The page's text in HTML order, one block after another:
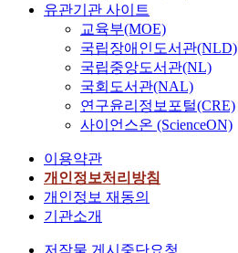
유관기관 사이트
교육부(MOE)
국립장애인도서관(NLD)
국립중앙도서관(NL)
국회도서관(NAL)
연구윤리정보포털(CRE)
사이언스온 (ScienceON)
이용약관
개인정보처리방침
개인정보 재동의
기관소개